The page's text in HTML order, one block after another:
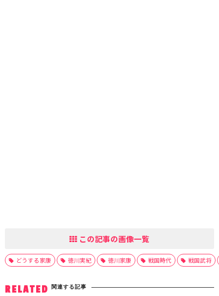
この記事の画像一覧
どうする家康 徳川実紀 徳川家康 戦国時代 戦国武将
RELATED 関連する記事